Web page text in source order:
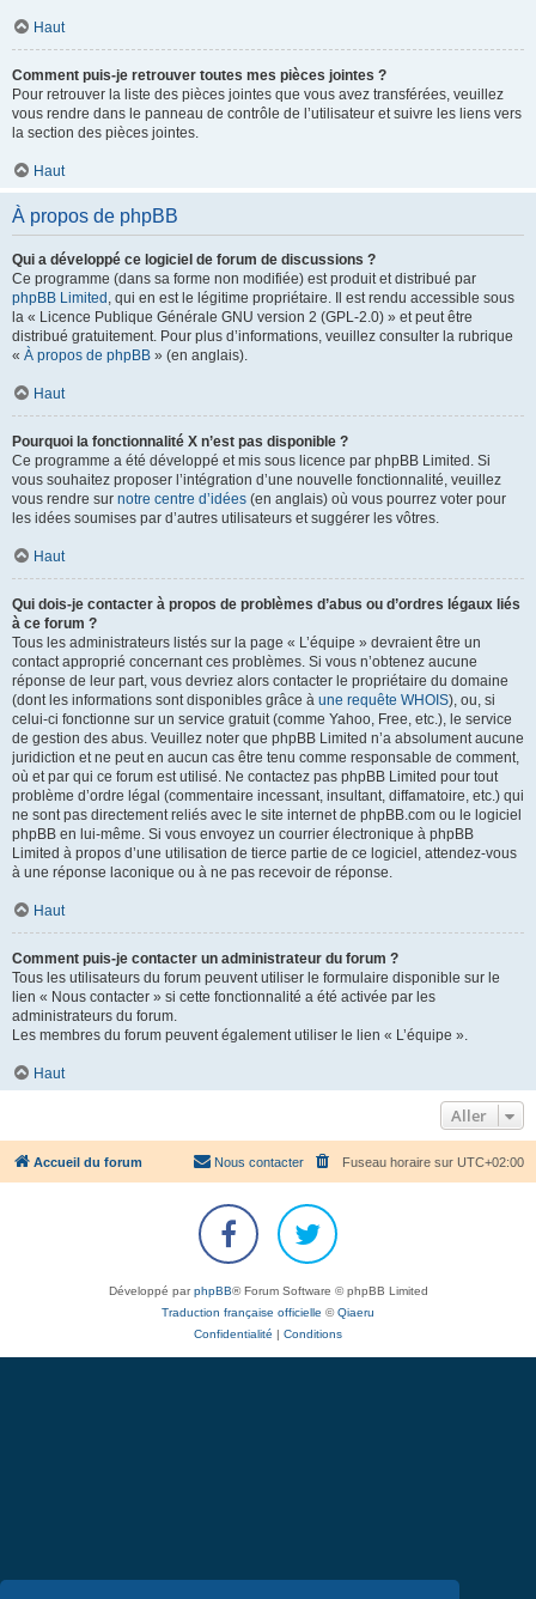
Haut
Comment puis-je retrouver toutes mes pièces jointes ?
Pour retrouver la liste des pièces jointes que vous avez transférées, veuillez
vous rendre dans le panneau de contrôle de l’utilisateur et suivre les liens vers
la section des pièces jointes.
Haut
À propos de phpBB
Qui a développé ce logiciel de forum de discussions ?
Ce programme (dans sa forme non modifiée) est produit et distribué par
phpBB Limited , qui en est le légitime propriétaire. Il est rendu accessible sous
la « Licence Publique Générale GNU version 2 (GPL-2.0) » et peut être
distribué gratuitement. Pour plus d’informations, veuillez consulter la rubrique
« À propos de phpBB » (en anglais).
Haut
Pourquoi la fonctionnalité X n’est pas disponible ?
Ce programme a été développé et mis sous licence par phpBB Limited. Si
vous souhaitez proposer l’intégration d’une nouvelle fonctionnalité, veuillez
vous rendre sur notre centre d’idées (en anglais) où vous pourrez voter pour
les idées soumises par d’autres utilisateurs et suggérer les vôtres.
Haut
Qui dois-je contacter à propos de problèmes d’abus ou d’ordres légaux liés
à ce forum ?
Tous les administrateurs listés sur la page « L’équipe » devraient être un
contact approprié concernant ces problèmes. Si vous n’obtenez aucune
réponse de leur part, vous devriez alors contacter le propriétaire du domaine
(dont les informations sont disponibles grâce à une requête WHOIS), ou, si
celui-ci fonctionne sur un service gratuit (comme Yahoo, Free, etc.), le service
de gestion des abus. Veuillez noter que phpBB Limited n’a absolument aucune
juridiction et ne peut en aucun cas être tenu comme responsable de comment,
où et par qui ce forum est utilisé. Ne contactez pas phpBB Limited pour tout
problème d’ordre légal (commentaire incessant, insultant, diffamatoire, etc.) qui
ne sont pas directement reliés avec le site internet de phpBB.com ou le logiciel
phpBB en lui-même. Si vous envoyez un courrier électronique à phpBB
Limited à propos d’une utilisation de tierce partie de ce logiciel, attendez-vous
à une réponse laconique ou à ne pas recevoir de réponse.
Haut
Comment puis-je contacter un administrateur du forum ?
Tous les utilisateurs du forum peuvent utiliser le formulaire disponible sur le
lien « Nous contacter » si cette fonctionnalité a été activée par les
administrateurs du forum.
Les membres du forum peuvent également utiliser le lien « L’équipe ».
Haut
Aller
Accueil du forum Fuseau horaire sur UTC+02:00
Nous contacter
Développé parphpBB® Forum Software © phpBB Limited
Traduction française officielle ©Qiaeru
Confidentialité
Conditions